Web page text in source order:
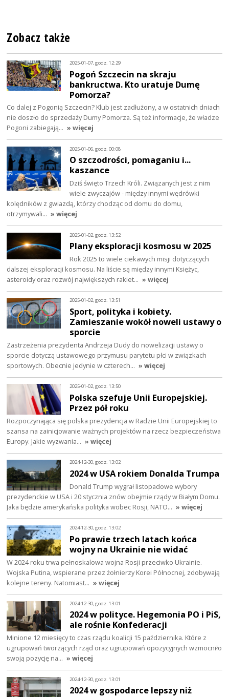
Zobacz także
2025-01-07, godz. 12:29
Pogoń Szczecin na skraju
bankructwa. Kto uratuje Dumę
Pomorza?
Co dalej z Pogonią Szczecin? Klub jest zadłużony, a w ostatnich dniach
nie doszło do sprzedaży Dumy Pomorza. Są też informacje, że władze
Pogoni zabiegają… » więcej
2025-01-06, godz. 00:08
O szczodrości, pomaganiu i...
kaszance
Dziś święto Trzech Króli. Związanych jest z nim
wiele zwyczajów - między innymi wędrówki
kolędników z gwiazdą, którzy chodząc od domu do domu,
otrzymywali… » więcej
2025-01-02, godz. 13:52
Plany eksploracji kosmosu w 2025
Rok 2025 to wiele ciekawych misji dotyczących
dalszej eksploracji kosmosu. Na liście są między innymi Księżyc,
asteroidy oraz rozwój największych rakiet… » więcej
2025-01-02, godz. 13:51
Sport, polityka i kobiety.
Zamieszanie wokół noweli ustawy o
sporcie
Zastrzeżenia prezydenta Andrzeja Dudy do nowelizacji ustawy o
sporcie dotyczą ustawowego przymusu parytetu płci w związkach
sportowych. Obecnie jedynie w czterech… » więcej
2025-01-02, godz. 13:50
Polska szefuje Unii Europejskiej.
Przez pół roku
Rozpoczynająca się polska prezydencja w Radzie Unii Europejskiej to
szansa na zainicjowanie ważnych projektów na rzecz bezpieczeństwa
Europy. Jakie wyzwania… » więcej
2024-12-30, godz. 13:02
2024 w USA rokiem Donalda Trumpa
Donald Trump wygrał listopadowe wybory
prezydenckie w USA i 20 stycznia znów obejmie rządy w Białym Domu.
Jaka będzie amerykańska polityka wobec Rosji, NATO… » więcej
2024-12-30, godz. 13:02
Po prawie trzech latach końca
wojny na Ukrainie nie widać
W 2024 roku trwa pełnoskalowa wojna Rosji przeciwko Ukrainie.
Wojska Putina, wspierane przez żołnierzy Korei Północnej, zdobywają
kolejne tereny. Natomiast… » więcej
2024-12-30, godz. 13:01
2024 w polityce. Hegemonia PO i PiS,
ale rośnie Konfederacji
Minione 12 miesięcy to czas rządu koalicji 15 października. Które z
ugrupowań tworzących rząd oraz ugrupowań opozycyjnych wzmocniło
swoją pozycję na… » więcej
2024-12-30, godz. 13:01
2024 w gospodarce lepszy niż